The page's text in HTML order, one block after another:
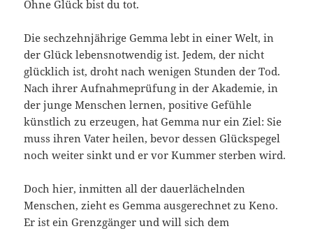
Ohne Glück bist du tot.
Die sechzehnjährige Gemma lebt in einer Welt, in
der Glück lebensnotwendig ist. Jedem, der nicht
glücklich ist, droht nach wenigen Stunden der Tod.
Nach ihrer Aufnahmeprüfung in der Akademie, in
der junge Menschen lernen, positive Gefühle
künstlich zu erzeugen, hat Gemma nur ein Ziel: Sie
muss ihren Vater heilen, bevor dessen Glückspegel
noch weiter sinkt und er vor Kummer sterben wird.
Doch hier, inmitten all der dauerlächelnden
Menschen, zieht es Gemma ausgerechnet zu Keno.
Er ist ein Grenzgänger und will sich dem